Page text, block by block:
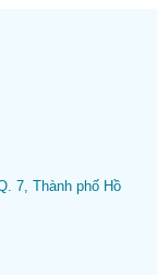
7, Thành phố Hồ